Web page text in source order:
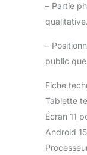
– Partie
qualitative.
–
public
Fiche
Tablette
Écran 11
Android